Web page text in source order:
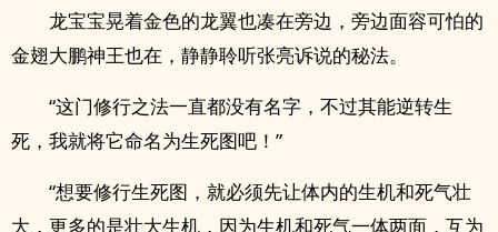
龙宝宝晃着金色的龙翼也凑在旁边，旁边面容可怕的
金翅大鹏神王也在，静静聆听张亮诉说的秘法。
“这门修行之法一直都没有名字，不过其能逆转生
死，我就将它命名为生死图吧！”
“想要修行生死图，就必须先让体内的生机和死气壮
大，更多的是壮大生机，因为生机和死气一体两面，互为